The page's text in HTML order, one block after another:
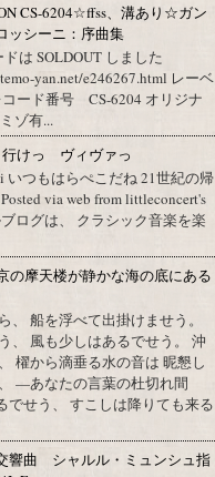
CS-6204☆ffss、溝あり☆ガン
シーニ：序曲集
ドは SOLDOUT しました
yan.net/e246267.html レーベ
ド番号 CS-6204 オリジナ
ゾ有...
けっ ヴィヴァっ
いつもはらぺこだね 21世紀の帰
via web from littleconcert's
ログは、 クラシック音楽を楽
の摩天楼が静かな海の底にある
、 船を浮べて出掛けませう。
、 風も少しはあるでせう。 沖
櫂から滴垂る水の音は 昵懇し
—あなたの言葉の杜切れ間
せう、 すこしは降りても来る
響曲 シャルル・ミュンシュ指